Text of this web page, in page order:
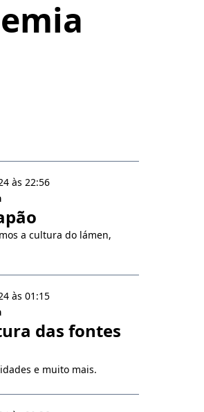
às 22:56
a cultura do lámen,
às 01:15
das fontes
e muito mais.